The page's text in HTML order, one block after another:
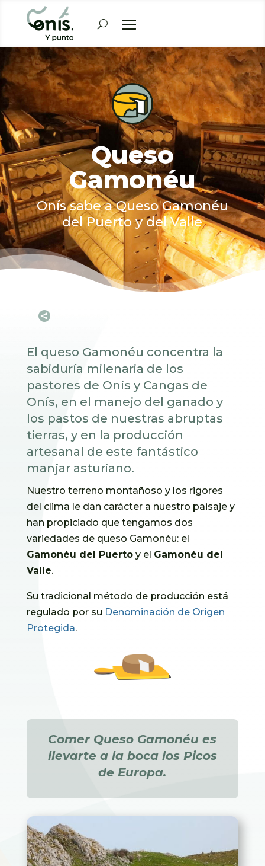
Queso
Gamonéu
Onís sabe a Queso Gamonéu
del Puerto y del Valle

El queso Gamonéu concentra la
sabiduría milenaria de los
pastores de Onís y Cangas de
Onís, en el manejo del ganado y
los pastos de nuestras abruptas
tierras, y en la producción
artesanal de este fantástico
manjar asturiano.
Nuestro terreno montañoso y los rigores
del clima le dan carácter a nuestro paisaje y
han propiciado que tengamos dos
variedades de queso Gamonéu: el
Gamonéu del Puertoy el Gamonéu del
Valle.
Su tradicional método de producción está
regulado por su Denominación de Origen
Protegida.
Comer Queso Gamonéu es
llevarte a la boca los Picos
de Europa.